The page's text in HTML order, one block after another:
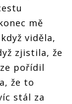
mě
viděla,
zjistila, že
pořídil
že to
stál za